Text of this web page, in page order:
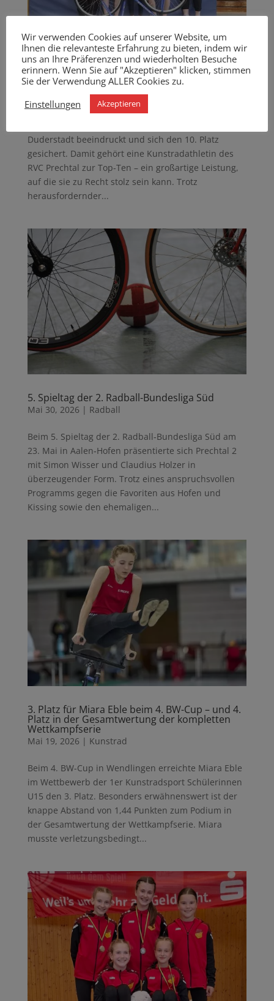
Miara Eble in der Top-Ten der
Kunstradfahrerinnen bei der Schüler-DM 2026
in Duderstadt
Juni 3, 2026 Kunstrad
Duderstadt beeindruckt und sich den 10. Platz
gesichert. Damit gehört eine Kunstradathletin des
RVC Prechtal zur Top-Ten – ein großartige Leistung,
auf die sie zu Recht stolz sein kann. Trotz
herausfordernder...
5. Spieltag der 2. Radball-Bundesliga Süd
Mai 30, 2026 | Radball
Beim 5. Spieltag der 2. Radball‑Bundesliga Süd am
23. Mai in Aalen‑Hofen präsentierte sich Prechtal 2
mit Simon Wisser und Claudius Holzer in
überzeugender Form. Trotz eines anspruchsvollen
Programms gegen die Favoriten aus Hofen und
Kissing sowie den ehemaligen...
3. Platz für Miara Eble beim 4. BW-Cup – und 4.
Platz in der Gesamtwertung der kompletten
Wettkampfserie
Mai 19, 2026 | Kunstrad
Beim 4. BW-Cup in Wendlingen erreichte Miara Eble
im Wettbewerb der 1er Kunstradsport Schülerinnen
U15 den 3. Platz. Besonders erwähnenswert ist der
knappe Abstand von 1,44 Punkten zum Podium in
der Gesamtwertung der Wettkampfserie. Miara
musste verletzungsbedingt...
Wir verwenden Cookies auf unserer Website, um
Ihnen die relevanteste Erfahrung zu bieten, indem wir
uns an Ihre Präferenzen und wiederholten Besuche
erinnern. Wenn Sie auf "Akzeptieren" klicken, stimmen
Sie der Verwendung ALLER Cookies zu.
Einstellungen
Akzeptieren